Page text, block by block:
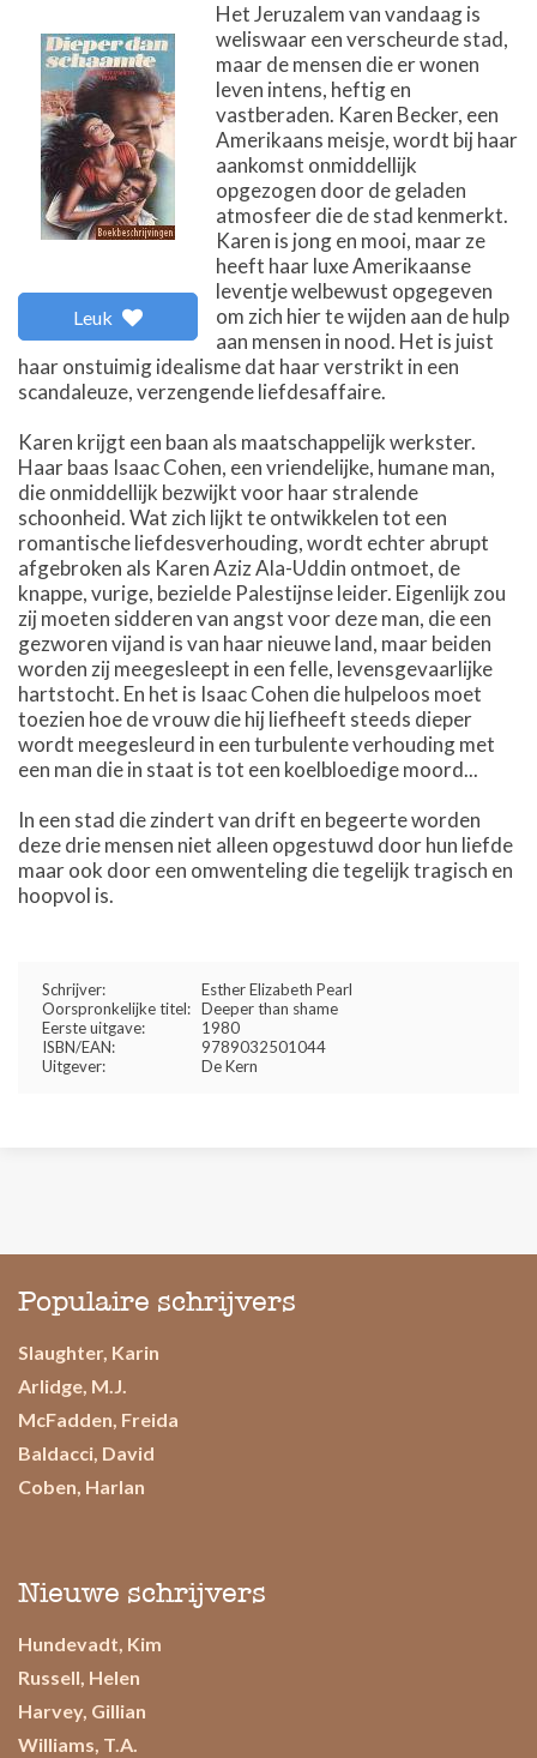
Leuk
Het Jeruzalem van vandaag is
weliswaar een verscheurde stad,
maar de mensen die er wonen
leven intens, heftig en
vastberaden. Karen Becker, een
Amerikaans meisje, wordt bij haar
aankomst onmiddellijk
opgezogen door de geladen
atmosfeer die de stad kenmerkt.
Karen is jong en mooi, maar ze
heeft haar luxe Amerikaanse
leventje welbewust opgegeven
om zich hier te wijden aan de hulp
aan mensen in nood. Het is juist
haar onstuimig idealisme dat haar verstrikt in een
scandaleuze, verzengende liefdesaffaire.
Karen krijgt een baan als maatschappelijk werkster.
Haar baas Isaac Cohen, een vriendelijke, humane man,
die onmiddellijk bezwijkt voor haar stralende
schoonheid. Wat zich lijkt te ontwikkelen tot een
romantische liefdesverhouding, wordt echter abrupt
afgebroken als Karen Aziz Ala-Uddin ontmoet, de
knappe, vurige, bezielde Palestijnse leider. Eigenlijk zou
zij moeten sidderen van angst voor deze man, die een
gezworen vijand is van haar nieuwe land, maar beiden
worden zij meegesleept in een felle, levensgevaarlijke
hartstocht. En het is Isaac Cohen die hulpeloos moet
toezien hoe de vrouw die hij liefheeft steeds dieper
wordt meegesleurd in een turbulente verhouding met
een man die in staat is tot een koelbloedige moord...
In een stad die zindert van drift en begeerte worden
deze drie mensen niet alleen opgestuwd door hun liefde
maar ook door een omwenteling die tegelijk tragisch en
hoopvol is.
Schrijver:
Esther Elizabeth Pearl
Oorspronkelijke titel: Deeper than shame
Eerste uitgave:
1980
ISBN/EAN:
9789032501044
Uitgever:
De Kern
Populaire schrijvers
Slaughter, Karin
Arlidge, M.J.
McFadden, Freida
Baldacci, David
Coben, Harlan
Nieuwe schrijvers
Hundevadt, Kim
Russell, Helen
Harvey, Gillian
Williams, T.A.